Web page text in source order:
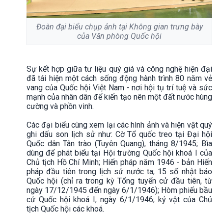
Đoàn đại biểu chụp ảnh tại Không gian trưng bày
của Văn phòng Quốc hội
Sự kết hợp giữa tư liệu quý giá và công nghệ hiện đại
đã tái hiện một cách sống động hành trình 80 năm vẻ
vang của Quốc hội Việt Nam - nơi hội tụ trí tuệ và sức
mạnh của nhân dân để kiến tạo nên một đất nước hùng
cường và phồn vinh.
Các đại biểu cùng xem lại các hình ảnh và hiện vật quý
ghi dấu son lịch sử như: Cờ Tổ quốc treo tại Đại hội
Quốc dân Tân trào (Tuyên Quang), tháng 8/1945; Bìa
dùng để phát biểu tại Hội trường Quốc hội khoá I của
Chủ tịch Hồ Chí Minh; Hiến pháp năm 1946 - bản Hiến
pháp đầu tiên trong lịch sử nước ta; 15 số nhật báo
Quốc hội (chỉ ra trong kỳ Tổng tuyển cử đầu tiên, từ
ngày 17/12/1945 đến ngày 6/1/1946); Hòm phiếu bầu
cử Quốc hội khoá I, ngày 6/1/1946; kỷ vật của Chủ
tịch Quốc hội các khoá.